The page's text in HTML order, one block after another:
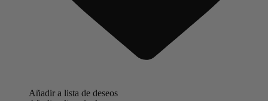
Añadir a lista de deseos